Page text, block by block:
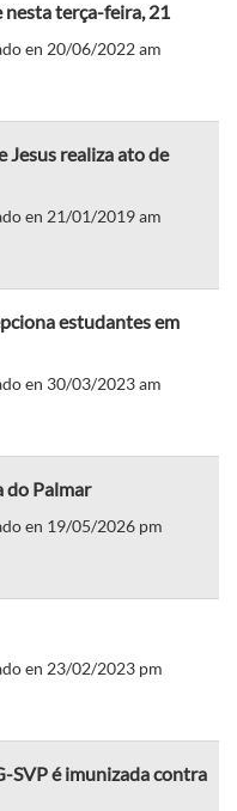
terça-feira, 21
en 20/06/2022 am
realiza ato de
en 21/01/2019 am
estudantes em
en 30/03/2023 am
do Palmar
en 19/05/2026 pm
en 23/02/2023 pm
SVP é imunizada contra